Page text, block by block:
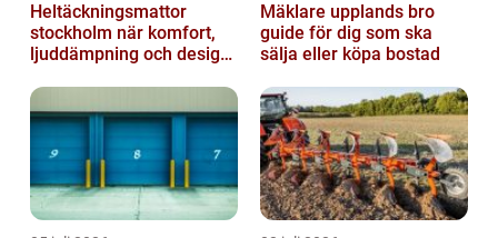
Heltäckningsmattor
stockholm när komfort,
ljuddämpning och design
Mäklare upplands bro
guide för dig som ska
sälja eller köpa bostad